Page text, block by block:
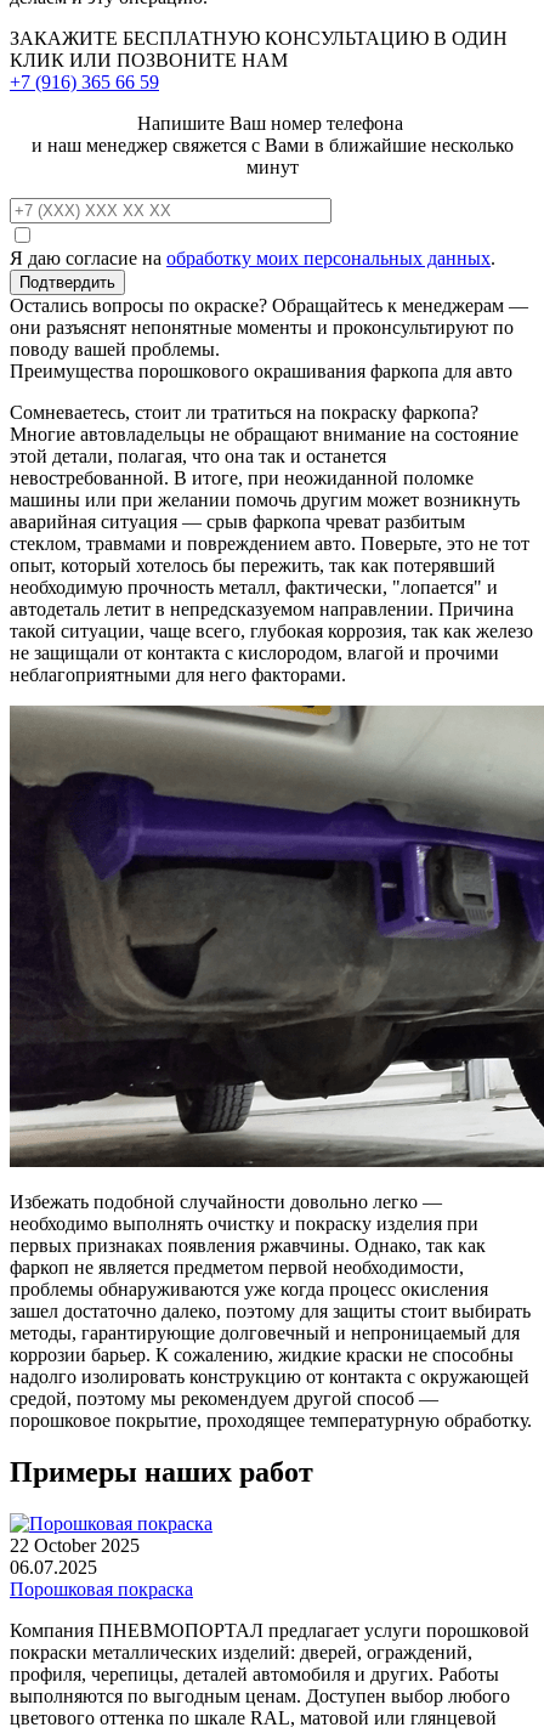
ЗАКАЖИТЕ БЕСПЛАТНУЮ КОНСУЛЬТАЦИЮ В ОДИН
КЛИК ИЛИ ПОЗВОНИТЕ НАМ
+7 (916) 365 66 59
Напишите Ваш номер телефона
и наш менеджер свяжется с Вами в ближайшие несколько
минут
Я даю согласие на обработку моих персональных данных.
Остались вопросы по окраске? Обращайтесь к менеджерам —
они разъяснят непонятные моменты и проконсультируют по
поводу вашей проблемы.
Преимущества порошкового окрашивания фаркопа для авто
Сомневаетесь, стоит ли тратиться на покраску фаркопа?
Многие автовладельцы не обращают внимание на состояние
этой детали, полагая, что она так и останется
невостребованной. В итоге, при неожиданной поломке
машины или при желании помочь другим может возникнуть
аварийная ситуация — срыв фаркопа чреват разбитым
стеклом, травмами и повреждением авто. Поверьте, это не тот
опыт, который хотелось бы пережить, так как потерявший
необходимую прочность металл, фактически, "лопается" и
автодеталь летит в непредсказуемом направлении. Причина
такой ситуации, чаще всего, глубокая коррозия, так как железо
не защищали от контакта с кислородом, влагой и прочими
неблагоприятными для него факторами.
Избежать подобной случайности довольно легко —
необходимо выполнять очистку и покраску изделия при
первых признаках появления ржавчины. Однако, так как
фаркоп не является предметом первой необходимости,
проблемы обнаруживаются уже когда процесс окисления
зашел достаточно далеко, поэтому для защиты стоит выбирать
методы, гарантирующие долговечный и непроницаемый для
коррозии барьер. К сожалению, жидкие краски не способны
надолго изолировать конструкцию от контакта с окружающей
средой, поэтому мы рекомендуем другой способ —
порошковое покрытие, проходящее температурную обработку.
Примеры наших работ
22 October 2025
06.07.2025
Порошковая покраска
Компания ПНЕВМОПОРТАЛ предлагает услуги порошковой
покраски металлических изделий: дверей, ограждений,
профиля, черепицы, деталей автомобиля и других. Работы
выполняются по выгодным ценам. Доступен выбор любого
цветового оттенка по шкале RAL, матовой или глянцевой